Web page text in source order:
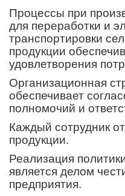
Процессы при
для переработки и
транспортировки
продукции
удовлетворения
Организационная
обеспечивает
полномочий и
Каждый сотрудник
продукции.
Реализация
является делом
предприятия.